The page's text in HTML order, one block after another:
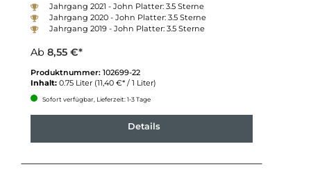
Jahrgang 2021 - John Platter: 3.5 Sterne
Jahrgang 2020 - John Platter: 3.5 Sterne
Jahrgang 2019 - John Platter: 3.5 Sterne
Ab 8,55 €*
Produktnummer: 102699-22
Inhalt: 0.75 Liter (11,40 €* / 1 Liter)
Sofort verfügbar, Lieferzeit: 1-3 Tage
Details